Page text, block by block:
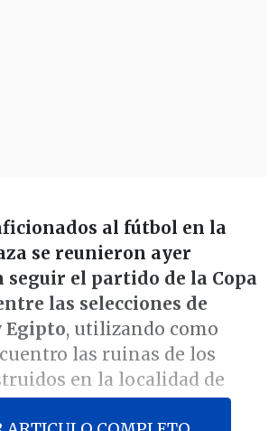
al fútbol en la
se reunieron ayer
seguir el partido de la Copa
las selecciones de
Egipto, utilizando como
las ruinas de los
en la localidad de